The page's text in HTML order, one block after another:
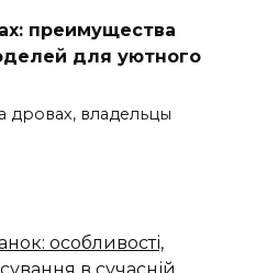
преимущества
для уютного
дровах, владельцы